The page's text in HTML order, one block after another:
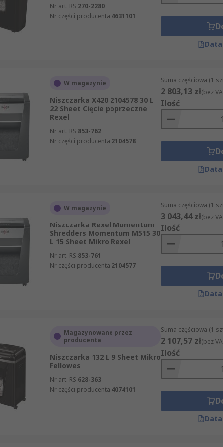
Nr art. RS 270-2280
Nr części producenta 4631101
W magazynie
Niszczarka X420 2104578 30 L
22 Sheet Cięcie poprzeczne
Rexel
Nr art. RS 853-762
Nr części producenta 2104578
Suma częściowa (1
2 803,13 zł(bez
Ilość
W magazynie
Niszczarka Rexel Momentum
Shredders Momentum M515 30
L 15 Sheet Mikro Rexel
Nr art. RS 853-761
Nr części producenta 2104577
Suma częściowa (1
3 043,44 zł(bez
Ilość
Magazynowane przez
producenta
Niszczarka 132 L 9 Sheet Mikro
Fellowes
Nr art. RS 628-363
Nr części producenta 4074101
Suma częściowa (1
2 107,57 zł(bez
Ilość